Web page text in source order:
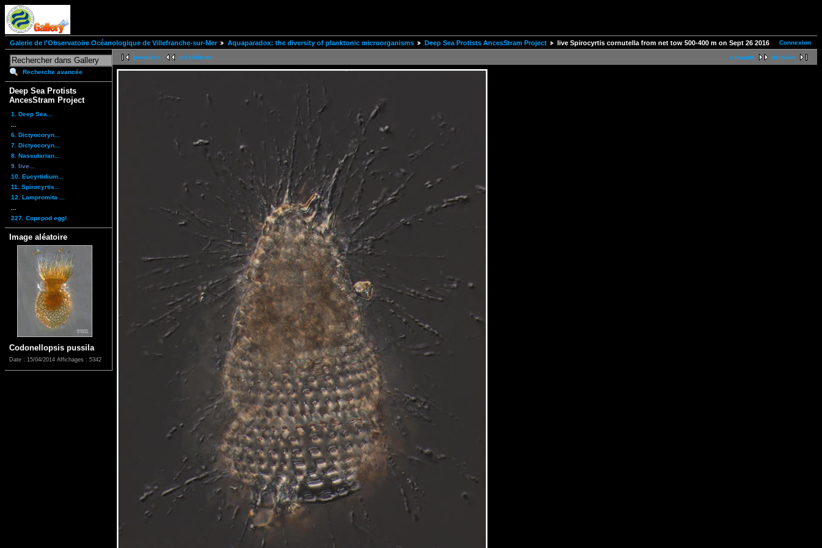
Connexion
Galerie de l'Observatoire Océanologique de Villefranche-sur-Mer Aquaparadox: the diversity of planktonic microorganisms Deep Sea Protists AncesStram Project live Spirocyrtis cornutella from net tow 500-400 m on Sept 26 2016
Recherche avancée
Deep Sea Protists
AncesStram Project
1. Deep Sea...
6. Dictyocoryn...
7. Dictyocoryn...
8. Nassularian...
9. live...
10. Eucyrtidium...
11. Spirocyrtis...
12. Lampromita ...
227. Copepod egg!
Image aléatoire
Codonellopsis pussila
Date : 15/04/2014 Affichages : 5342
suivante dernière
première précédente